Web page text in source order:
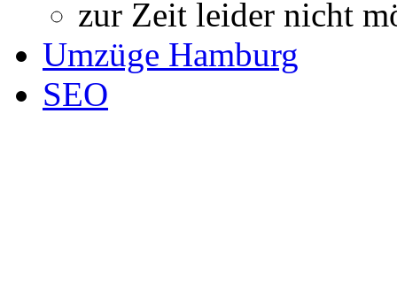
zur Zeit leider nicht
Umzüge Hamburg
SEO